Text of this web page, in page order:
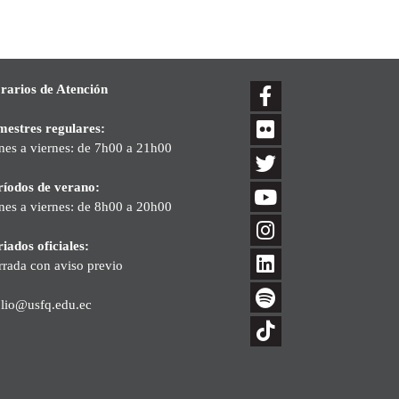
de Atención
regulares:
a viernes: de 7h00 a 21h00
de verano:
a viernes: de 8h00 a 20h00
oficiales:
con aviso previo